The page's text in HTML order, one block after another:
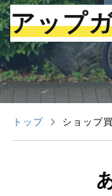
アップ
トップ ショップ